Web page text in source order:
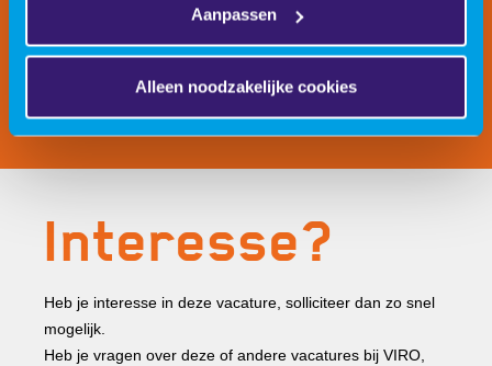
Aanpassen
Alleen noodzakelijke cookies
nodige ontspanning en voor mooie verhalen bij de
koffieautomaat
Interesse?
Heb je interesse in deze vacature, solliciteer dan zo snel
mogelijk.
Heb je vragen over deze of andere vacatures bij VIRO,